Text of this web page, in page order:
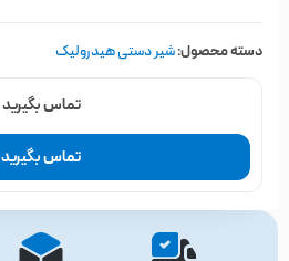
دسته محصول:شیر دستی هیدرولیک
تماس بگیرید
تماس بگیرید